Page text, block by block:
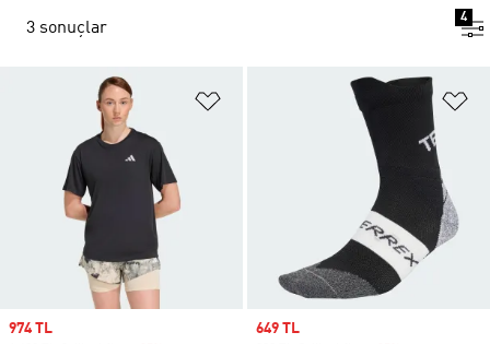
3 sonuçlar
4
Favori Listesine Ekle
Sale price
974 TL Sale price
649 TL